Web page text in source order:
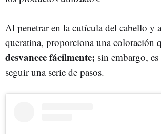
Al penetrar en la cutícula del cabello y
queratina, proporciona una coloración
desvanece fácilmente; sin embargo,
seguir una serie de pasos.